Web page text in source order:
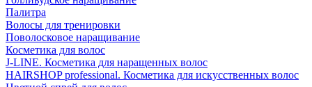
Палитра
Волосы для тренировки
Поволосковое наращивание
Косметика для волос
J-LINE. Косметика для наращенных волос
HAIRSHOP professional. Косметика для искусственных волос